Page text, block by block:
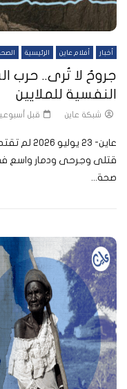
أخبار أفلام عاين الرئيسية
جروحٌ لا تُرى.. حرب
النفسية للملايين
شبكة عاين قبل
عاين- 23
قتلى وجرحى ودمار واسع في
صحة...